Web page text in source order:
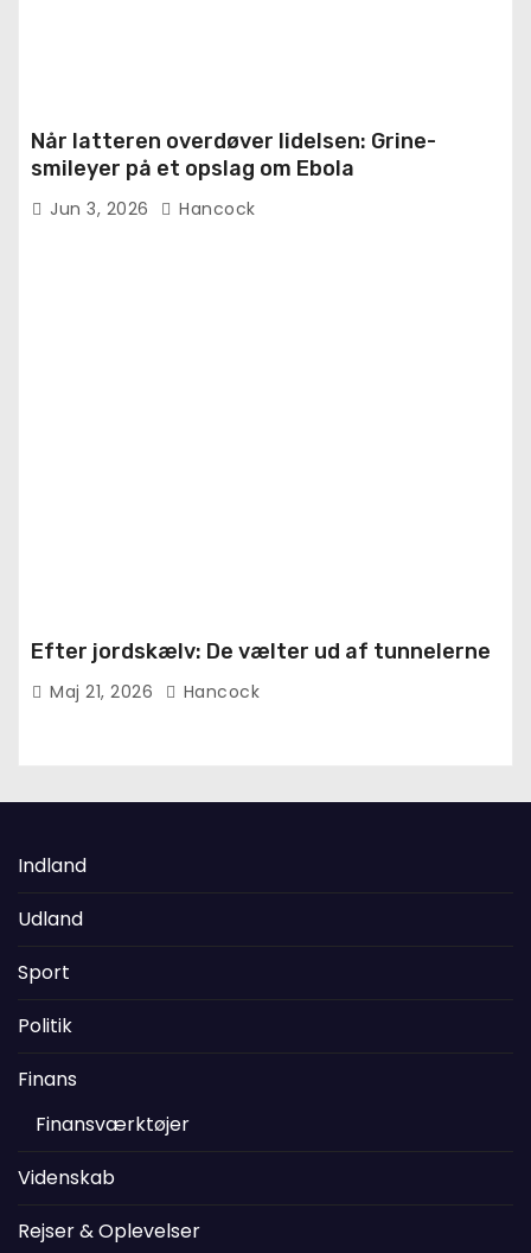
Når latteren overdøver lidelsen: Grine-
smileyer på et opslag om Ebola
Jun 3, 2026 Hancock
Efter jordskælv: De vælter ud af tunnelerne
Maj 21, 2026 Hancock
Indland
Udland
Sport
Politik
Finans
Finansværktøjer
Videnskab
Rejser & Oplevelser